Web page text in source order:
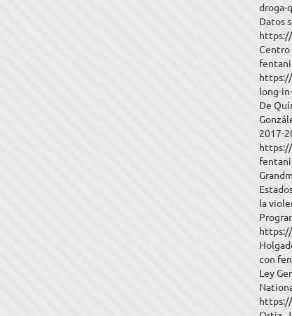
droga-
Datos
Centro
long-
De
2017-
la
con
Ley